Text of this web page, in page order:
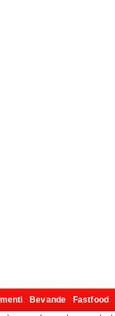
Bevande Fastfood